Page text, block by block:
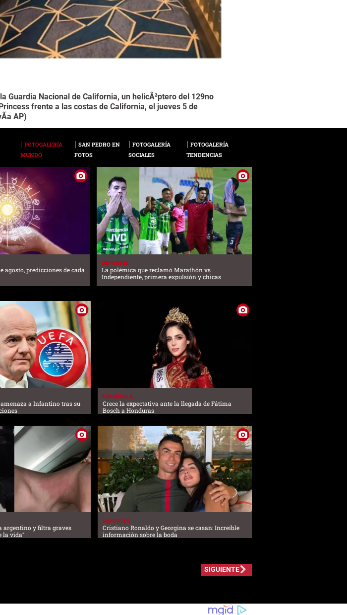
Guardia Nacional de California, un helicÃ³ptero del 129no
frente a las costas de California, el jueves 5 de
AP)
FOTOGALERÍA
MUNDO
SAN PEDRO EN
FOTOS
FOTOGALERÍA
SOCIALES
FOTOGALERÍA
TENDENCIAS
agosto, predicciones de cada
DEPORTES
La polémica que reclamó Marathón vs
Independiente, primera expulsión y chicas
amenaza a Infantino tras su
FARANDULA
Crece la expectativa ante la llegada de Fátima
Bosch a Honduras
argentino y filtra graves
la vida”
DEPORTES
Cristiano Ronaldo y Georgina se casan: Increíble
información sobre la boda
SIGUIENTE